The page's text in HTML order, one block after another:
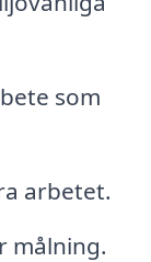
som
arbetet.
målning.